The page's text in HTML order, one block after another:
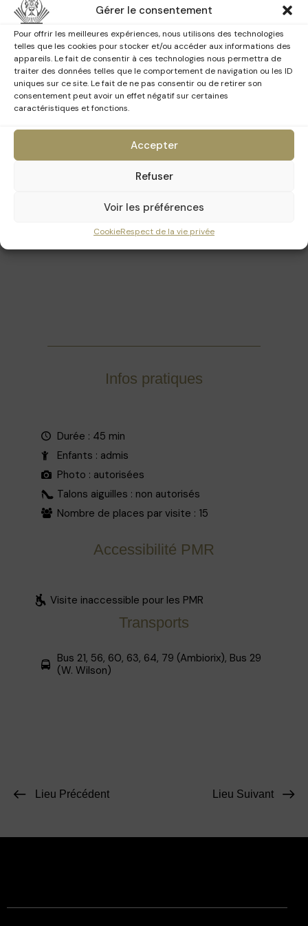
Gérer le consentement
Pour offrir les meilleures expériences, nous utilisons des technologies
telles que les cookies pour stocker et/ou accéder aux informations des
appareils. Le fait de consentir à ces technologies nous permettra de
traiter des données telles que le comportement de navigation ou les ID
uniques sur ce site. Le fait de ne pas consentir ou de retirer son
consentement peut avoir un effet négatif sur certaines
caractéristiques et fonctions.
Accepter
Refuser
Voir les préférences
CookieRespect de la vie privée
NL 10h00 - 12h00 - 15h30
EN 11h00 - 14h30 - 16h30
Infos pratiques
Durée : 45 min
Enfants : admis
Photo : autorisées
Talons aiguilles : non autorisés
Nombre de places par visite : 15
Accessibilité PMR
Visite inaccessible pour les PMR
Transports
Bus 21, 56, 60, 63, 64, 79 (Ambiorix), Bus 29
(W. Wilson)
Lieu Précédent Lieu Suivant